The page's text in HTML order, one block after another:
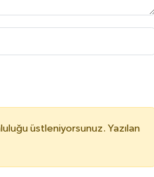
üstleniyorsunuz. Yazılan